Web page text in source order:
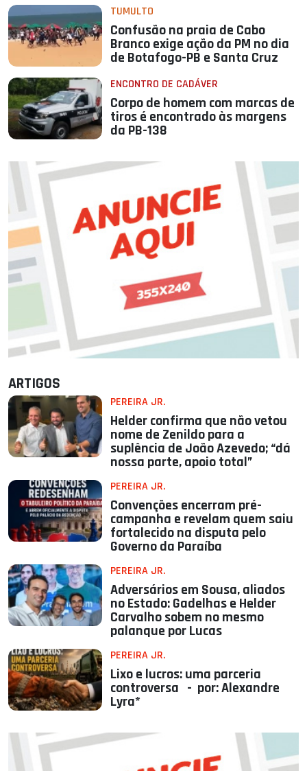
TUMULTO
Confusão na praia de Cabo
Branco exige ação da PM no dia
de Botafogo-PB e Santa Cruz
ENCONTRO DE CADÁVER
Corpo de homem com marcas de
tiros é encontrado às margens
da PB-138
ARTIGOS
PEREIRA JR.
Helder confirma que não vetou
nome de Zenildo para a
suplência de João Azevedo; “dá
nossa parte, apoio total”
PEREIRA JR.
Convenções encerram pré-
campanha e revelam quem saiu
fortalecido na disputa pelo
Governo da Paraíba
PEREIRA JR.
Adversários em Sousa, aliados
no Estado: Gadelhas e Helder
Carvalho sobem no mesmo
palanque por Lucas
PEREIRA JR.
Lixo e lucros: uma parceria
controversa - por: Alexandre
Lyra*